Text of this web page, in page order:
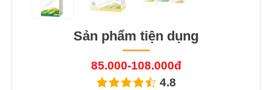
Sản phẩm tiện dụng
85.000-108.000đ
4.8